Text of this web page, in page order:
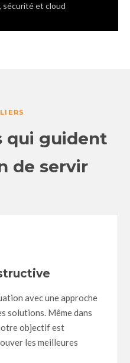
sécurité et cloud
qui guident
de servir
avec une approche
solutions. Même dans
objectif est
les meilleures